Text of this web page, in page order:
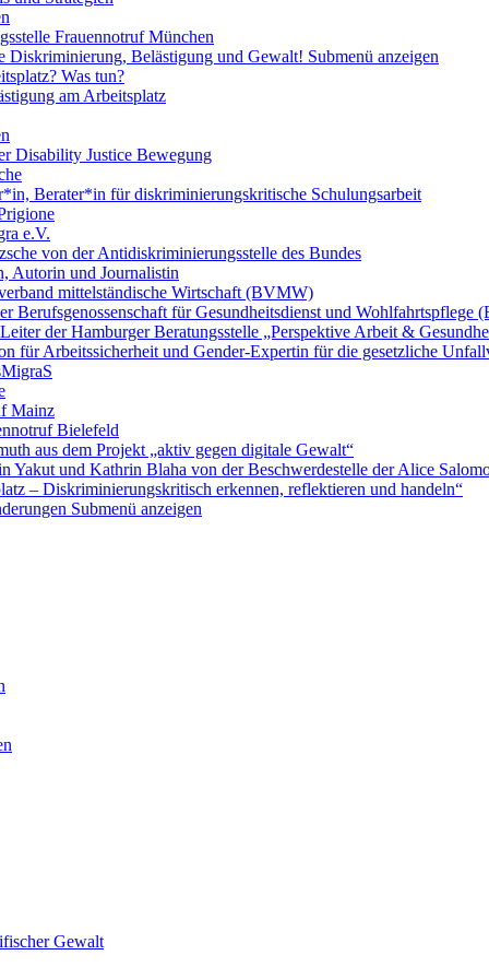
Frauennotruf München
Diskriminierung, Belästigung und Gewalt! Submenü anzeigen
Was tun?
am Arbeitsplatz
Disability Justice Bewegung
Berater*in für diskriminierungskritische Schulungsarbeit
e.V.
von der Antidiskriminierungsstelle des Bundes
Autorin und Journalistin
mittelständische Wirtschaft (BVMW)
Berufsgenossenschaft für Gesundheitsdienst und Wohlfahrtspflege
der Hamburger Beratungsstelle „Perspektive Arbeit &
für Arbeitssicherheit und Gender-Expertin für die gesetzliche
Mainz
Bielefeld
aus dem Projekt „aktiv gegen digitale Gewalt“
Yakut und Kathrin Blaha von der Beschwerdestelle der Alice
– Diskriminierungskritisch erkennen, reflektieren und handeln“
Submenü anzeigen
Gewalt